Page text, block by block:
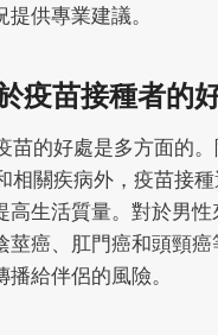
供專業建議。
疫苗接種者的
苗的好處是多方面的
相關疾病外，疫苗接
高生活質量。對於男
莖癌、肛門癌和頭頸
播給伴侶的風險。